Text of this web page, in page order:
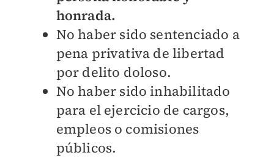
honrada.
No haber sido sentenciado a
pena privativa de libertad
por delito doloso.
No haber sido inhabilitado
para el ejercicio de cargos,
empleos o comisiones
públicos.